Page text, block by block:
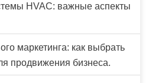
HVAC: важные аспекты
маркетинга: как выбрать
продвижения бизнеса.